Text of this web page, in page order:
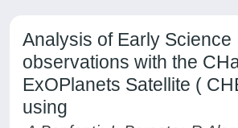
Analysis of Early Science
observations with the
ExOPlanets Satellite (
using